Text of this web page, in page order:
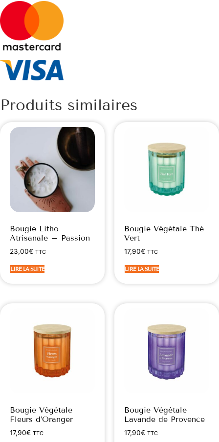
Produits similaires
Bougie Litho
Atrisanale – Passion
23,00€ TTC
LIRE LA SUITE
Bougie Végétale Thé
Vert
17,90€ TTC
LIRE LA SUITE
Bougie Végétale
Fleurs d’Oranger
17,90€ TTC
Bougie Végétale
Lavande de Provence
17,90€ TTC